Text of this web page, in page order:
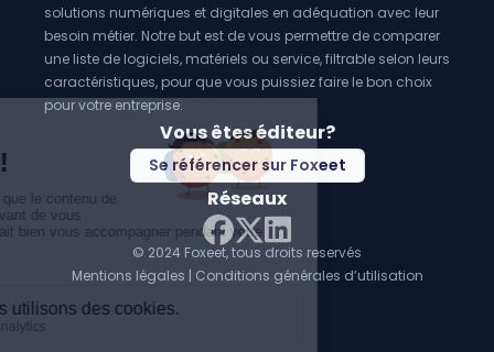
solutions numériques et digitales en adéquation avec leur
besoin métier. Notre but est de vous permettre de comparer
une liste de logiciels, matériels ou service, filtrable selon leurs
caractéristiques, pour que vous puissiez faire le bon choix
pour votre entreprise.
Vous êtes éditeur?
Se référencer sur Foxeet
Réseaux
Facebook
Twitter X
LinkedIn
© 2024 Foxeet, tous droits reservés
Mentions légales | Conditions générales d’utilisation